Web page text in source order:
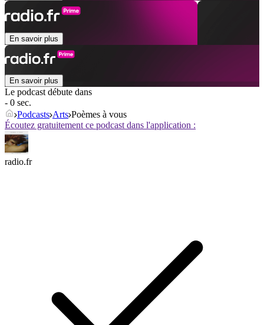
En savoir plus
En savoir plus
Le podcast débute dans
- 0 sec.
Podcasts Arts Poèmes à vous
Écoutez gratuitement ce podcast dans l'application :
radio.fr